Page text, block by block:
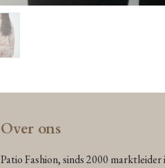
Over ons
Patio Fashion, sinds 2000